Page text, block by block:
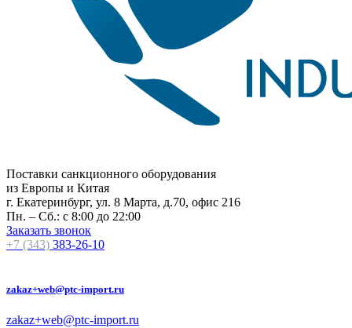
Поставки санкционного оборудования
из Европы и Китая
г. Екатеринбург, ул. 8 Марта, д.70, офис 216
Пн. – Сб.: с 8:00 до 22:00
Заказать звонок
+7 (343) 383-26-10
zakaz+web@ptc-import.ru
zakaz+web@ptc-import.ru